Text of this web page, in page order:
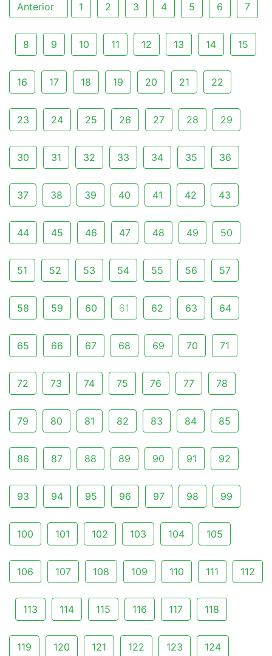
Anterior 1 2 3 4 5 6 7
8 9 10 11 12 13 14 15
16 17 18 19 20 21 22
23 24 25 26 27 28 29
30 31 32 33 34 35 36
37 38 39 40 41 42 43
44 45 46 47 48 49 50
51 52 53 54 55 56 57
58 59 60 61 62 63 64
65 66 67 68 69 70 71
72 73 74 75 76 77 78
79 80 81 82 83 84 85
86 87 88 89 90 91 92
93 94 95 96 97 98 99
100 101 102 103 104 105
106 107 108 109 110 111 112
113 114 115 116 117 118
119 120 121 122 123 124